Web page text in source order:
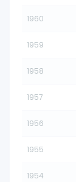
1960
1959
1958
1957
1956
1955
1954